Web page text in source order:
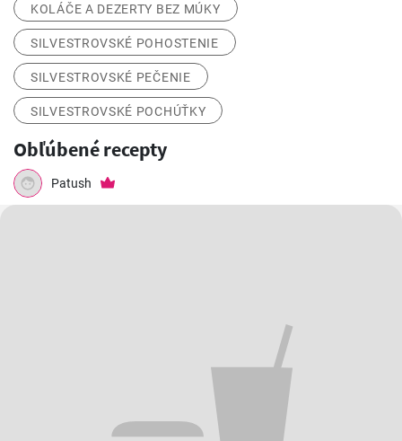
KOLÁČE A DEZERTY BEZ MÚKY
SILVESTROVSKÉ POHOSTENIE
SILVESTROVSKÉ PEČENIE
SILVESTROVSKÉ POCHÚŤKY
Obľúbené recepty
Patush